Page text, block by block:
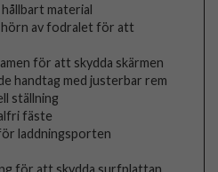
material
av fodralet för att
för att skydda skärmen
handtag med justerbar rem
ställning
fäste
laddningsporten
för att skydda surfplattan